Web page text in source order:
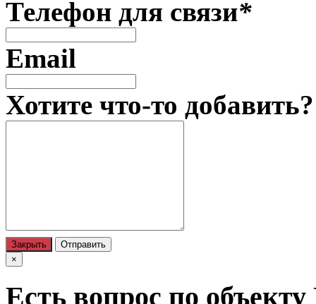
Телефон для связи*
Email
Хотите что-то добавить?
Закрыть
Отправить
×
Есть вопрос по